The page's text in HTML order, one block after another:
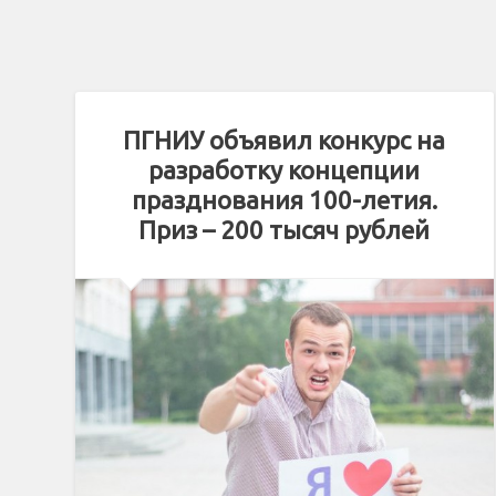
ПГНИУ объявил конкурс на
разработку концепции
празднования 100-летия.
Приз – 200 тысяч рублей